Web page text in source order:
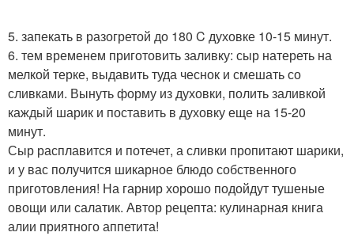
5. запекать в разогретой до 180 C духовке 10-15 минут.
6. тем временем приготовить заливку: сыр натереть на
мелкой терке, выдавить туда чеснок и смешать со
сливками. Вынуть форму из духовки, полить заливкой
каждый шарик и поставить в духовку еще на 15-20
минут.
Сыр расплавится и потечет, а сливки пропитают шарики,
и у вас получится шикарное блюдо собственного
приготовления! На гарнир хорошо подойдут тушеные
овощи или салатик. Автор рецепта: кулинарная книга
алии приятного аппетита!